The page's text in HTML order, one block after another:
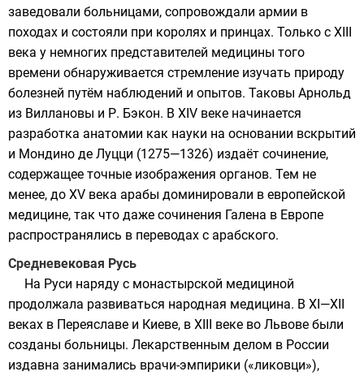
заведовали больницами, сопровождали армии в
походах и состояли при королях и принцах. Только с XIII
века у немногих представителей медицины того
времени обнаруживается стремление изучать природу
болезней путём наблюдений и опытов. Таковы Арнольд
из Виллановы и Р. Бэкон. В XIV веке начинается
разработка анатомии как науки на основании вскрытий
и Мондино де Луцци (1275—1326) издаёт сочинение,
содержащее точные изображения органов. Тем не
менее, до XV века арабы доминировали в европейской
медицине, так что даже сочинения Галена в Европе
распространялись в переводах с арабского.
Средневековая Русь
На Руси наряду с монастырской медициной
продолжала развиваться народная медицина. В XI—XII
веках в Переяславе и Киеве, в XIII веке во Львове были
созданы больницы. Лекарственным делом в России
издавна занимались врачи-эмпирики («ликовци»),